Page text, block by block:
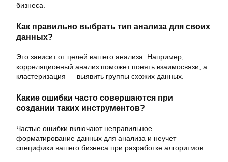
бизнеса.
Как правильно выбрать тип анализа для своих
данных?
Это зависит от целей вашего анализа. Например,
корреляционный анализ поможет понять взаимосвязи, а
кластеризация — выявить группы схожих данных.
Какие ошибки часто совершаются при
создании таких инструментов?
Частые ошибки включают неправильное
форматирование данных для анализа и неучет
специфики вашего бизнеса при разработке алгоритмов.